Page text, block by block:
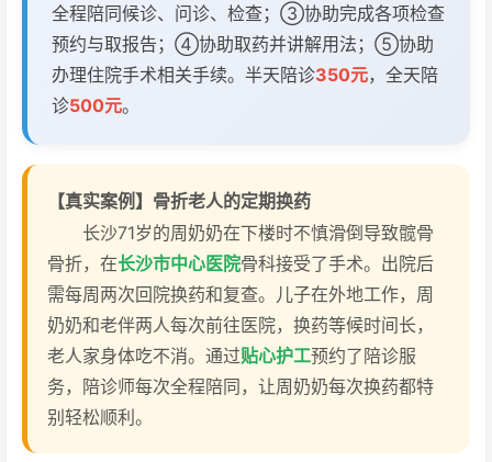
全程陪同候诊、问诊、检查；③协助完成各项检查
预约与取报告；④协助取药并讲解用法；⑤协助
办理住院手术相关手续。半天陪诊350元，全天陪
诊500元。
【真实案例】骨折老人的定期换药
长沙71岁的周奶奶在下楼时不慎滑倒导致髋骨
骨折，在长沙市中心医院骨科接受了手术。出院后
需每周两次回院换药和复查。儿子在外地工作，周
奶奶和老伴两人每次前往医院，换药等候时间长，
老人家身体吃不消。通过贴心护工预约了陪诊服
务，陪诊师每次全程陪同，让周奶奶每次换药都特
别轻松顺利。